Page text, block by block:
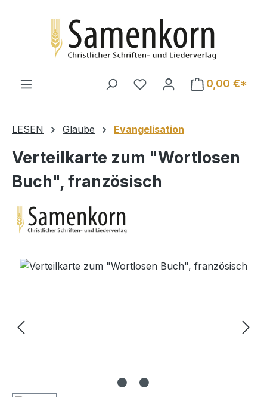
0,00 €*
LESEN Glaube Evangelisation
Verteilkarte zum "Wortlosen
Buch", französisch
Bildergalerie überspringen